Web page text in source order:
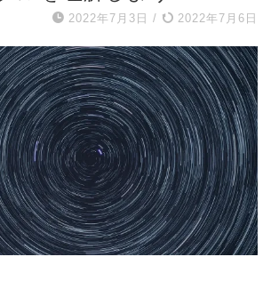
2022年7月3日 / 2022年7月6日